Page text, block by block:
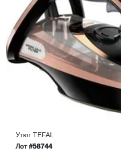
Утюг TEFAL
Лот#58744